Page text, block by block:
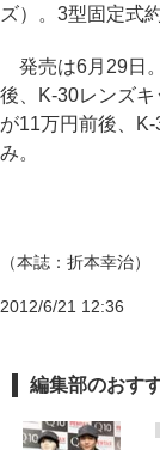
ズ）。3型固定式
発売は6月29日
後、K-30レンズ
が11万円前後、
み。
（本誌：折本幸治）
2012/6/21 12:36
編集部のおす